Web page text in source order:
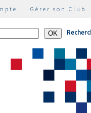
| Gérer son Club